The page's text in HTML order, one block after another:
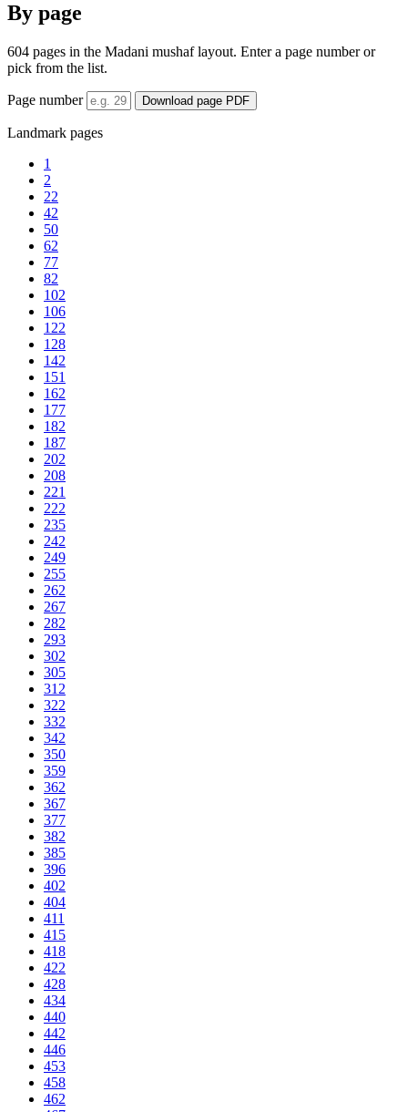
By page
604 pages in the Madani mushaf layout. Enter a page number or
pick from the list.
Page number Download page PDF
Landmark pages
1
2
22
42
50
62
77
82
102
106
122
128
142
151
162
177
182
187
202
208
221
222
235
242
249
255
262
267
282
293
302
305
312
322
332
342
350
359
362
367
377
382
385
396
402
404
411
415
418
422
428
434
440
442
446
453
458
462